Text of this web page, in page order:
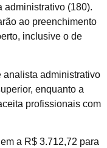
administrativo (180).
ao preenchimento
inclusive o de
analista administrativo
enquanto a
profissionais com
a R$ 3.712,72 para